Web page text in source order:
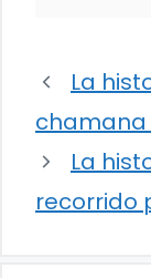
La
chamana
La
recorrido